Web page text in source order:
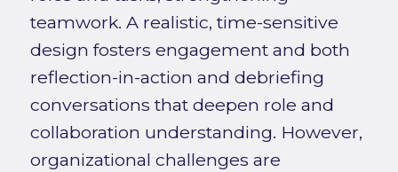
teamwork. A realistic, time-sensitive
design fosters engagement and both
reflection-in-action and debriefing
conversations that deepen role and
collaboration understanding. However,
organizational challenges are